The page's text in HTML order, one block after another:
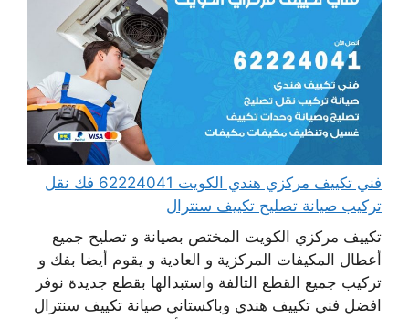
فني تكييف مركزي هندي الكويت 62224041 فك نقل
تركيب صيانة تصليح تكييف سنترال
تكييف مركزي الكويت المختص بصيانة و تصليح جميع
أعطال المكيفات المركزية و العادية و يقوم أيضا بفك و
تركيب جميع القطع التالفة واستبدالها بقطع جديدة نوفر
افضل فني تكييف هندي وباكستاني صيانة تكييف سنترال